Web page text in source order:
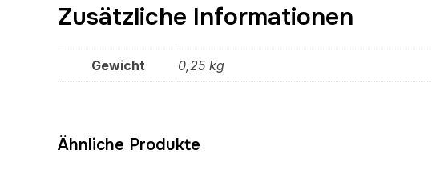
Zusätzliche Informationen
Gewicht 0,25 kg
Ähnliche Produkte